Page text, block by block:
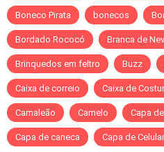
Boneco Pirata bonecos
Bordado Rococó Branca de
Brinquedos em feltro Buzz
Caixa de correio Caixa de
Camaleão Camelo Capa
Capa de caneca Capa de Celular